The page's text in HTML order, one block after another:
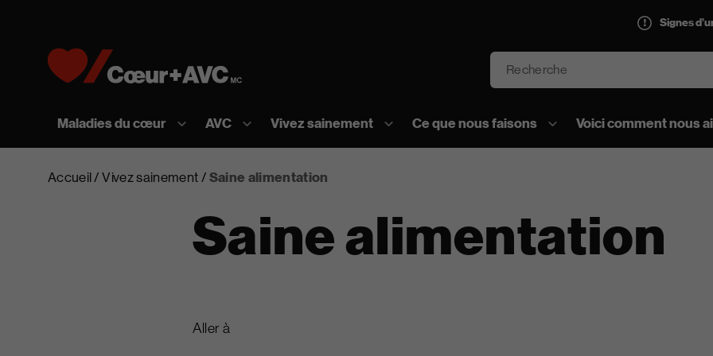
Signes
Recherche
Maladies du cœur AVC Vivez sainement Ce que nous faisons Voici comment nous
Accueil Vivez sainement Saine alimentation
Saine alimentation
Aller à